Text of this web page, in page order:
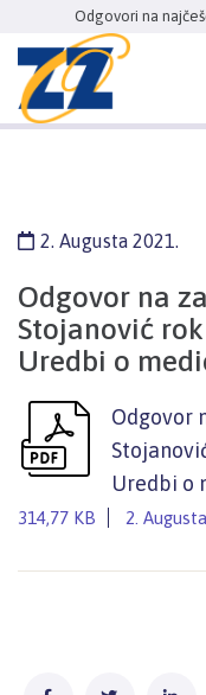
Odgovori na
2. Augusta 2021.
Odgovor na
Stojanović
Uredbi o
Odgovor
Uredbi o
314,77 KB 2.